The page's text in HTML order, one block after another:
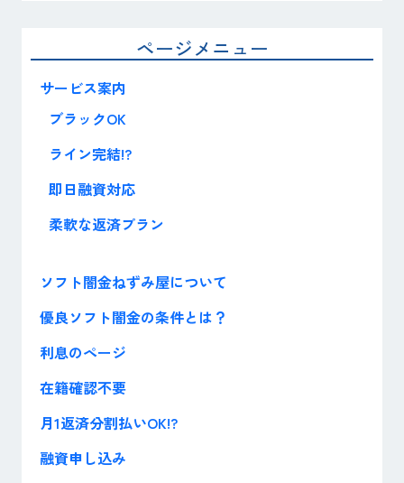
ページメニュー
サービス案内
ブラックOK
ライン完結!?
即日融資対応
柔軟な返済プラン
ソフト闇金ねずみ屋について
優良ソフト闇金の条件とは？
利息のページ
在籍確認不要
月1返済分割払いOK!?
融資申し込み